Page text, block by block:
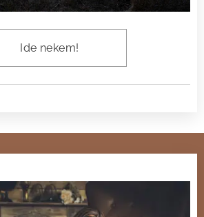
Ide nekem!